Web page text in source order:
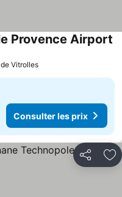
les prix
Provence Airport
Vitrolles
Consulter les prix
Partager